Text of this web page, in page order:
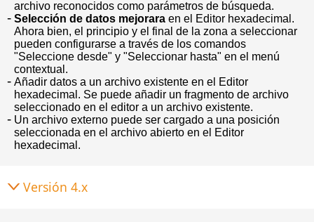
archivo reconocidos como parámetros de búsqueda.
Selección de datos mejorara en el Editor hexadecimal.
Ahora bien, el principio y el final de la zona a seleccionar
pueden configurarse a través de los comandos
"Seleccione desde" y "Seleccionar hasta" en el menú
contextual.
Añadir datos a un archivo existente en el Editor
hexadecimal. Se puede añadir un fragmento de archivo
seleccionado en el editor a un archivo existente.
Un archivo externo puede ser cargado a una posición
seleccionada en el archivo abierto en el Editor
hexadecimal.
Versión 4.x